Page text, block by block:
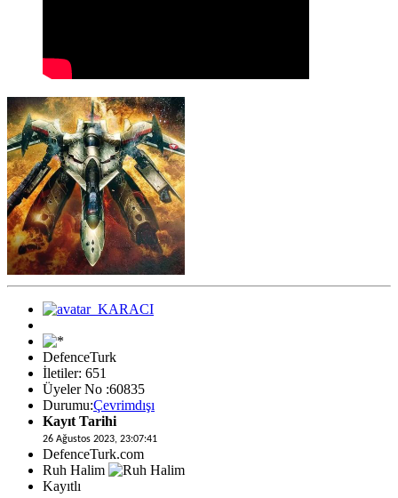
DefenceTurk
İletiler: 651
Üyeler No :60835
Durumu:Çevrimdışı
Kayıt Tarihi
26 Ağustos 2023, 23:07:41
DefenceTurk.com
Ruh Halim
Kayıtlı